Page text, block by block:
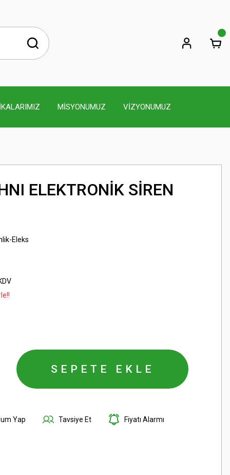
MİSYONUMUZ VİZYONUMUZ
ELEKTRONİK SİREN
Eleks
SEPETE EKLE
Yap Tavsiye Et Fiyatı Alarmı